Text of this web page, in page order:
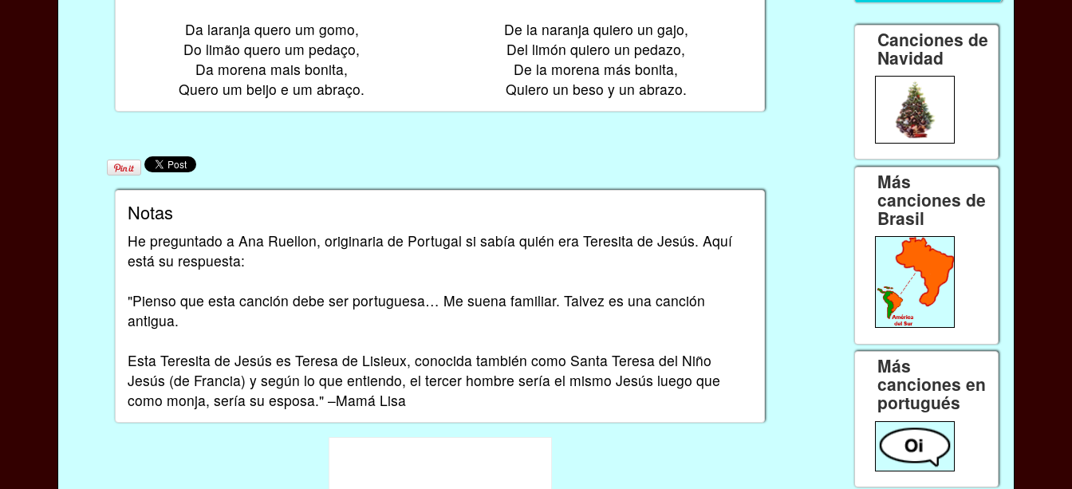
Da laranja quero um gomo,
Do limão quero um pedaço,
Da morena mais bonita,
Quero um beijo e um abraço.
De la naranja quiero un gajo,
Del limón quiero un pedazo,
De la morena más bonita,
Quiero un beso y un abrazo.
Notas
He preguntado a Ana Ruellon, originaria de Portugal si sabía quién era Teresita de Jesús. Aquí
está su respuesta:
"Pienso que esta canción debe ser portuguesa… Me suena familiar. Talvez es una canción
antigua.
Esta Teresita de Jesús es Teresa de Lisieux, conocida también como Santa Teresa del Niño
Jesús (de Francia) y según lo que entiendo, el tercer hombre sería el mismo Jesús luego que
como monja, sería su esposa." –Mamá Lisa
Canciones de
Navidad
Más
canciones de
Brasil
Más
canciones en
portugués